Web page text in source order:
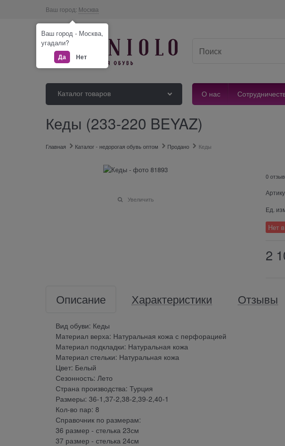
Ваш город: Москва
Каталог товаров О нас
Кеды (233-220 BEYAZ)
Главная Каталог - недорогая обувь оптом Продано Кеды
Увеличить
0
Ед.
Нет
2
Описание Характеристики Отзывы
Вид обуви: Кеды
Материал верха: Натуральная кожа с перфорацией
Материал подкладки: Натуральная кожа
Материал стельки: Натуральная кожа
Цвет: Белый
Сезонность: Лето
Страна производства: Турция
Размеры: 36-1,37-2,38-2,39-2,40-1
Кол-во пар: 8
Справочник по размерам:
36 размер - стелька 23см
37 размер - стелька 24см
Ваш город - Москва,
угадали?
Да Нет